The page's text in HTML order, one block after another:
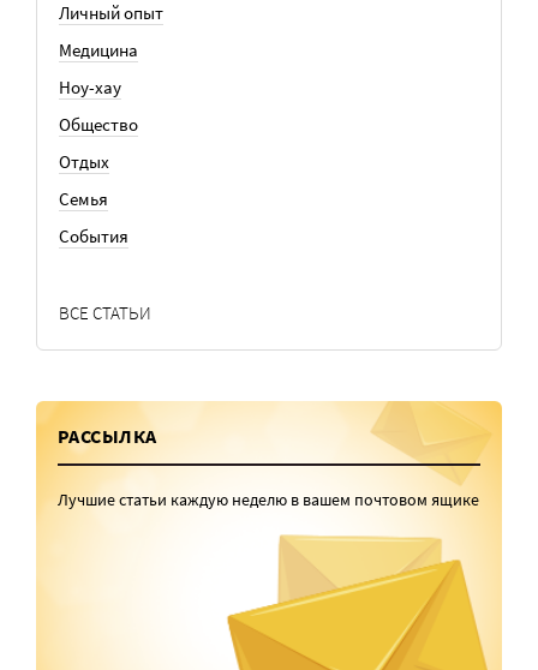
Личный опыт
Медицина
Ноу-хау
Общество
Отдых
Семья
События
ВСЕ СТАТЬИ
РАССЫЛКА
Лучшие статьи каждую неделю в вашем почтовом ящике